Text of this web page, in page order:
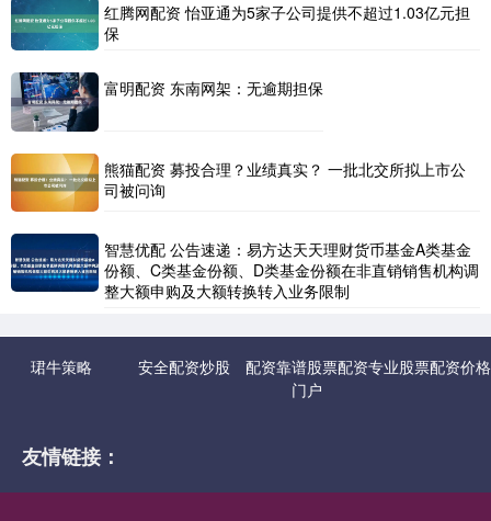
红腾网配资 怡亚通为5家子公司提供不超过1.03亿元担
保
富明配资 东南网架：无逾期担保
熊猫配资 募投合理？业绩真实？ 一批北交所拟上市公
司被问询
智慧优配 公告速递：易方达天天理财货币基金A类基金
份额、C类基金份额、D类基金份额在非直销销售机构调
整大额申购及大额转换转入业务限制
珺牛策略 安全配资炒股
配资靠谱股票配资
门户
专业股票配资价格
友情链接：